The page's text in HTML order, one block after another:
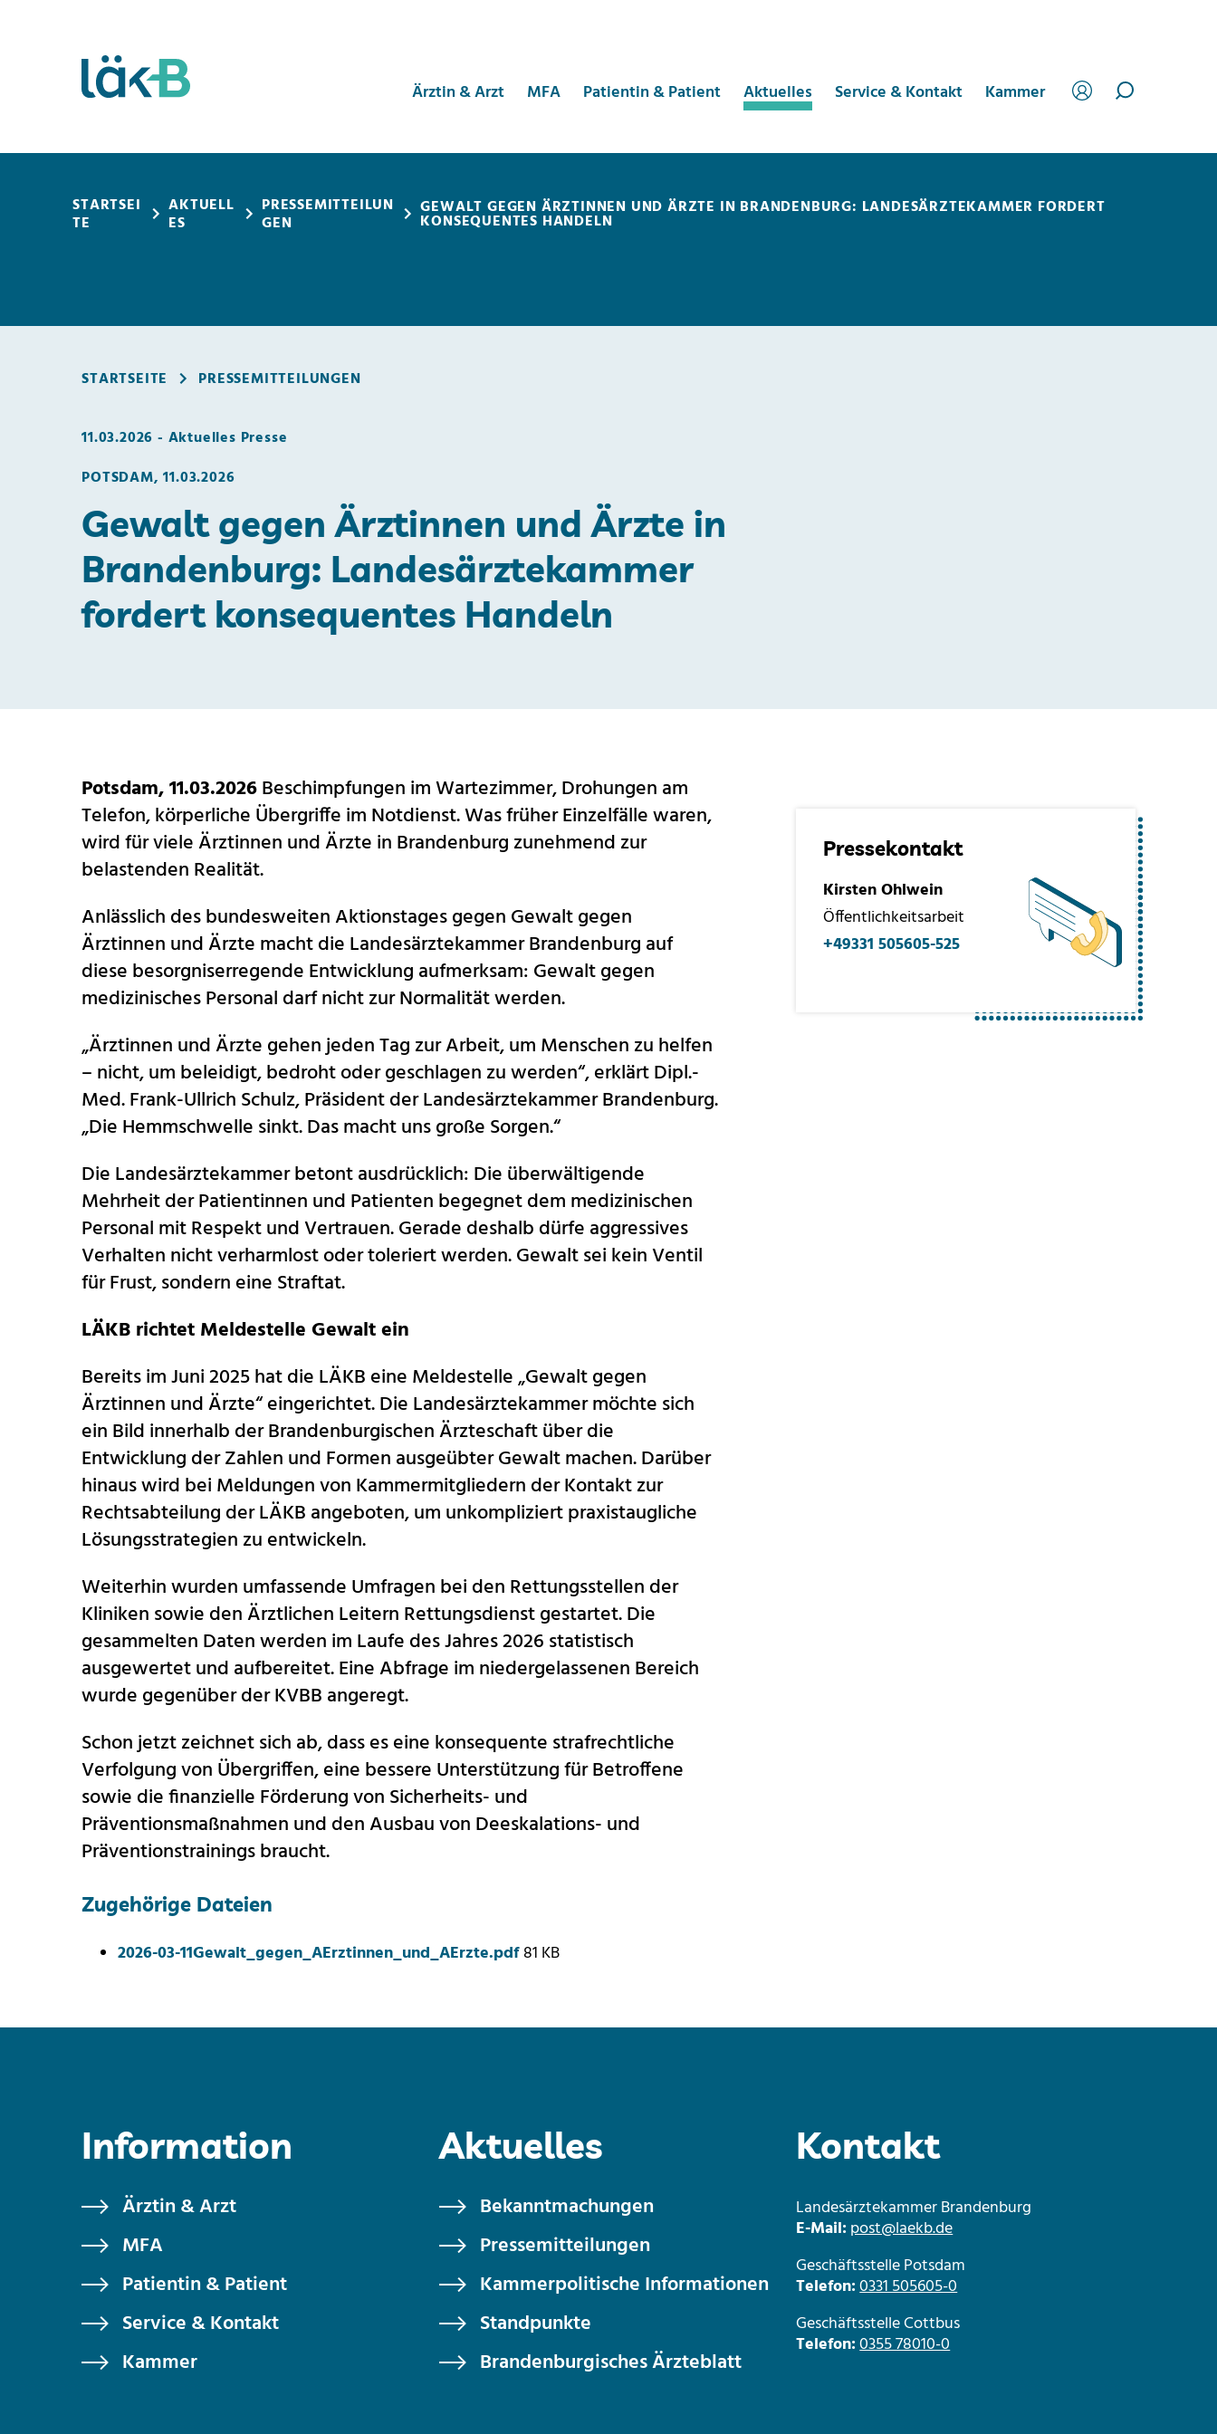
Ärztin & Arzt MFA Patientin & Patient Aktuelles Service & Kontakt Kammer
STARTSEI
TE
AKTUELL
ES
PRESSEMITTEILUN
GEN
GEWALT GEGEN ÄRZTINNEN UND ÄRZTE IN BRANDENBURG: LANDESÄRZTEKAMMER FORDERT
KONSEQUENTES HANDELN
STARTSEITE PRESSEMITTEILUNGEN
11.03.2026 Aktuelles Presse
POTSDAM, 11.03.2026
Gewalt gegen Ärztinnen und Ärzte in
Brandenburg: Landesärztekammer
fordert konsequentes Handeln
Potsdam, 11.03.2026Beschimpfungen im Wartezimmer, Drohungen am
Telefon, körperliche Übergriffe im Notdienst. Was früher Einzelfälle waren,
wird für viele Ärztinnen und Ärzte in Brandenburg zunehmend zur
belastenden Realität.
Anlässlich des bundesweiten Aktionstages gegen Gewalt gegen
Ärztinnen und Ärzte macht die Landesärztekammer Brandenburg auf
diese besorgniserregende Entwicklung aufmerksam: Gewalt gegen
medizinisches Personal darf nicht zur Normalität werden.
„Ärztinnen und Ärzte gehen jeden Tag zur Arbeit, um Menschen zu helfen
– nicht, um beleidigt, bedroht oder geschlagen zu werden“, erklärt Dipl.-
Med. Frank-Ullrich Schulz, Präsident der Landesärztekammer Brandenburg.
„Die Hemmschwelle sinkt. Das macht uns große Sorgen.“
Die Landesärztekammer betont ausdrücklich: Die überwältigende
Mehrheit der Patientinnen und Patienten begegnet dem medizinischen
Personal mit Respekt und Vertrauen. Gerade deshalb dürfe aggressives
Verhalten nicht verharmlost oder toleriert werden. Gewalt sei kein Ventil
für Frust, sondern eine Straftat.
LÄKB richtet Meldestelle Gewalt ein
Bereits im Juni 2025 hat die LÄKB eine Meldestelle „Gewalt gegen
Ärztinnen und Ärzte“ eingerichtet. Die Landesärztekammer möchte sich
ein Bild innerhalb der Brandenburgischen Ärzteschaft über die
Entwicklung der Zahlen und Formen ausgeübter Gewalt machen. Darüber
hinaus wird bei Meldungen von Kammermitgliedern der Kontakt zur
Rechtsabteilung der LÄKB angeboten, um unkompliziert praxistaugliche
Lösungsstrategien zu entwickeln.
Weiterhin wurden umfassende Umfragen bei den Rettungsstellen der
Kliniken sowie den Ärztlichen Leitern Rettungsdienst gestartet. Die
gesammelten Daten werden im Laufe des Jahres 2026 statistisch
ausgewertet und aufbereitet. Eine Abfrage im niedergelassenen Bereich
wurde gegenüber der KVBB angeregt.
Schon jetzt zeichnet sich ab, dass es eine konsequente strafrechtliche
Verfolgung von Übergriffen, eine bessere Unterstützung für Betroffene
sowie die finanzielle Förderung von Sicherheits- und
Präventionsmaßnahmen und den Ausbau von Deeskalations- und
Präventionstrainings braucht.
Zugehörige Dateien
2026-03-11Gewalt_gegen_AErztinnen_und_AErzte.pdf81 KB
Pressekontakt
Kirsten Ohlwein
Öffentlichkeitsarbeit
+49331 505605-525
Information
Ärztin & Arzt
MFA
Patientin & Patient
Service & Kontakt
Kammer
Aktuelles
Bekanntmachungen
Pressemitteilungen
Kammerpolitische Informationen
Standpunkte
Brandenburgisches Ärzteblatt
Kontakt
Landesärztekammer Brandenburg
E-Mail:post@laekb.de
Geschäftsstelle Potsdam
Telefon:0331 505605-0
Geschäftsstelle Cottbus
Telefon:0355 78010-0